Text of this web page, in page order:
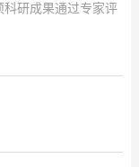
研成果通过专家评